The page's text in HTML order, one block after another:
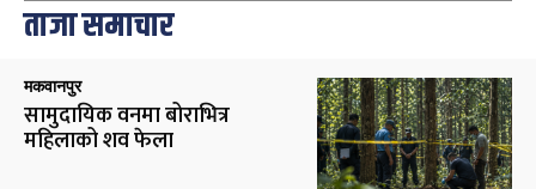
ताजा समाचार
मकवानपुर
सामुदायिक वनमा बोराभित्र
महिलाको शव फेला